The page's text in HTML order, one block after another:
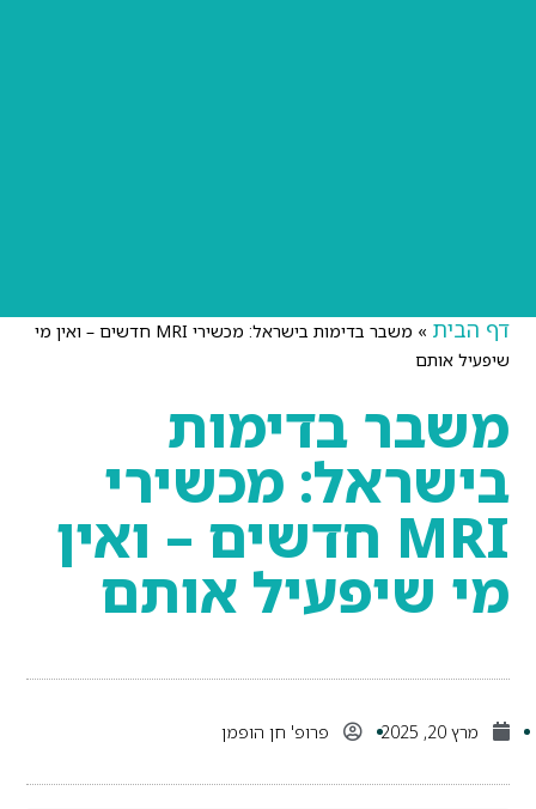
דף הבית »
משבר בדימות בישראל: מכשירי MRI חדשים – ואין מי
שיפעיל אותם
משבר בדימות
בישראל: מכשירי
MRI חדשים – ואין
מי שיפעיל אותם
מרץ 20, 2025 פרופ' חן הופמן